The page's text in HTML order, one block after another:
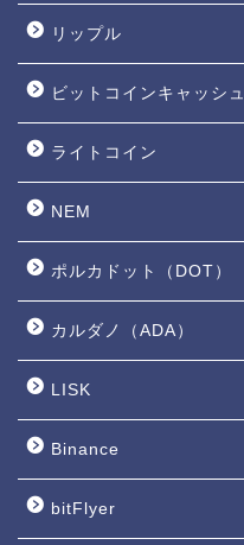
リップル
ビットコインキャッシュ
ライトコイン
NEM
ポルカドット（DOT）
カルダノ（ADA）
LISK
Binance
bitFlyer